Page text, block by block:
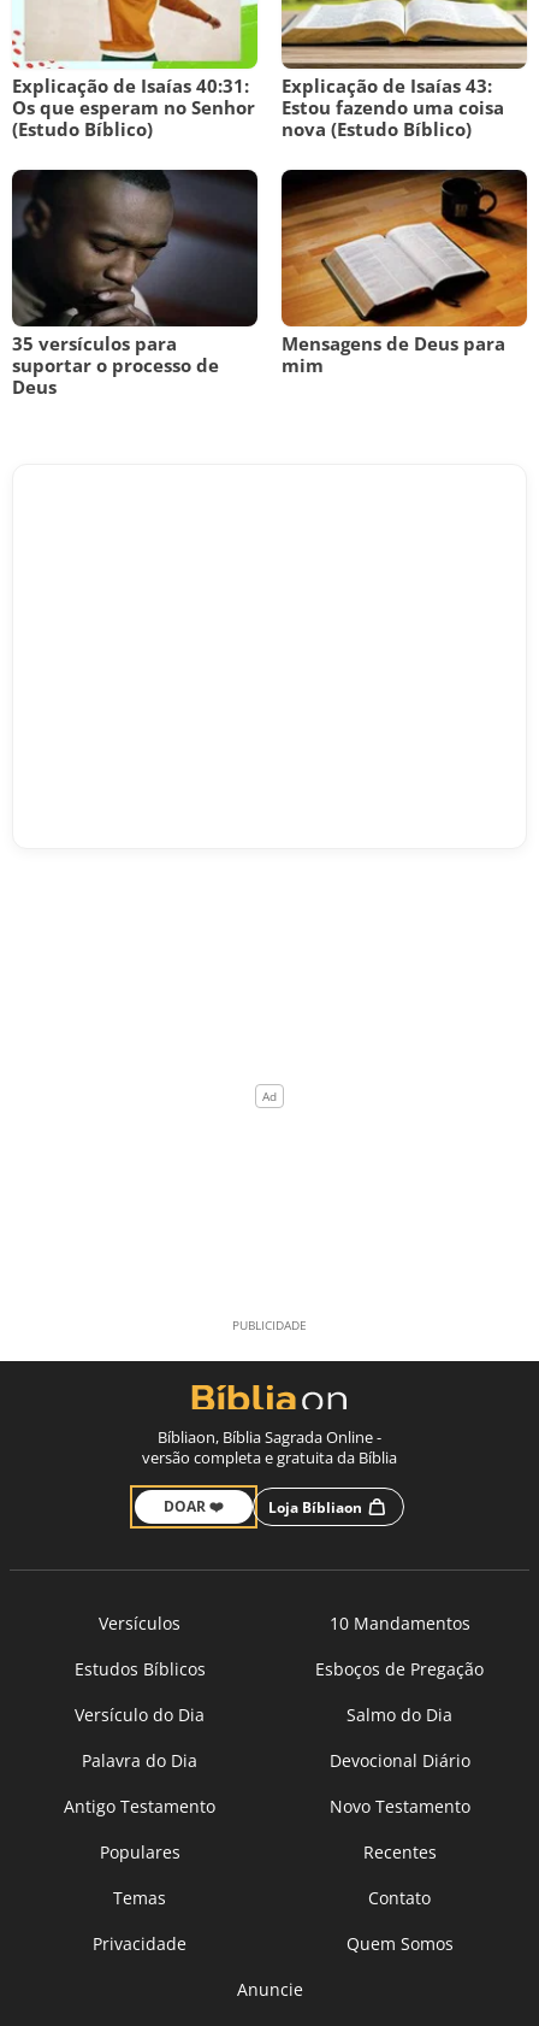
Explicação de Isaías 40:31:
Os que esperam no Senhor
(Estudo Bíblico)
Explicação de Isaías 43:
Estou fazendo uma coisa
nova (Estudo Bíblico)
35 versículos para
suportar o processo de
Deus
Mensagens de Deus para
mim
Bíbliaon, Bíblia Sagrada Online -
versão completa e gratuita da Bíblia
DOAR ❤️ Loja Bíbliaon
Versículos
10 Mandamentos
Estudos Bíblicos
Esboços de Pregação
Versículo do Dia
Salmo do Dia
Palavra do Dia
Devocional Diário
Antigo Testamento
Novo Testamento
Populares
Recentes
Temas
Contato
Privacidade
Quem Somos
Anuncie